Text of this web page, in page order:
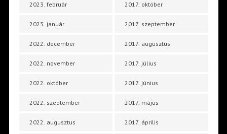
2023. február
2023. január
2022. december
2022. november
2022. október
2022. szeptember
2022. augusztus
2017. október
2017. szeptember
2017. augusztus
2017. július
2017. június
2017. május
2017. április